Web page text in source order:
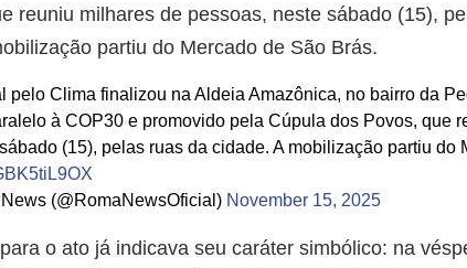
reuniu milhares de pessoas, neste sábado (15),
partiu do Mercado de São Brás.
pelo Clima finalizou na Aldeia Amazônica, no bairro da
à COP30 e promovido pela Cúpula dos Povos, que
(15), pelas ruas da cidade. A mobilização partiu do
(@RomaNewsOficial) November 15, 2025
o ato já indicava seu caráter simbólico: na